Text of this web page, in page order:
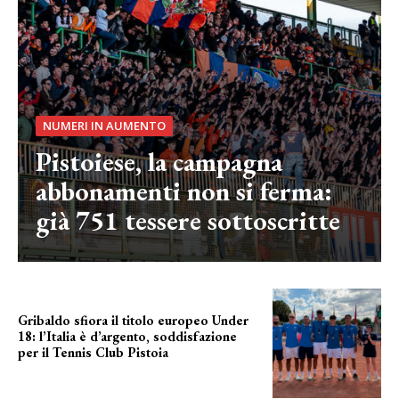
NUMERI IN AUMENTO
Pistoiese, la campagna
abbonamenti non si ferma:
già 751 tessere sottoscritte
Gribaldo sfiora il titolo europeo Under
18: l’Italia è d’argento, soddisfazione
per il Tennis Club Pistoia